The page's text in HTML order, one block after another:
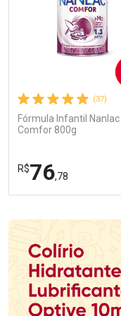
(37)
Fórmula Infantil Nanlac
Comfor 800g
R$76,78
COMPRAR